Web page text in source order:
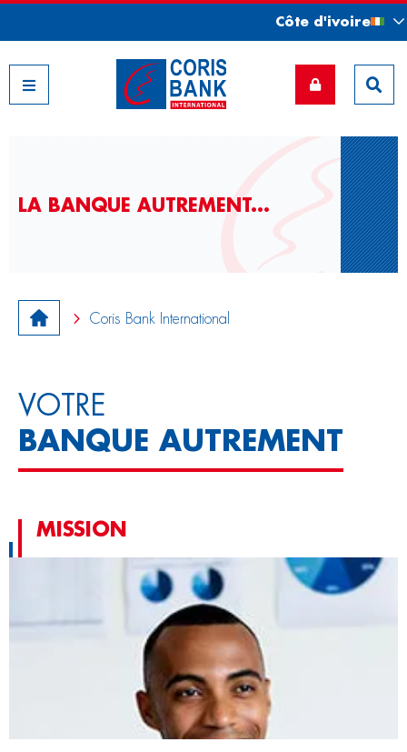
Côte d'ivoire
LA BANQUE AUTREMENT...
Coris Bank International
VOTRE
BANQUE AUTREMENT
MISSION